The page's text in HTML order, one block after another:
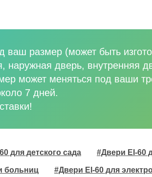
ваш размер (может быть
наружная дверь, внутренняя
может меняться под ваши
7 дней.
для детского сада #Двери EI-60
больниц #Двери EI-60 для